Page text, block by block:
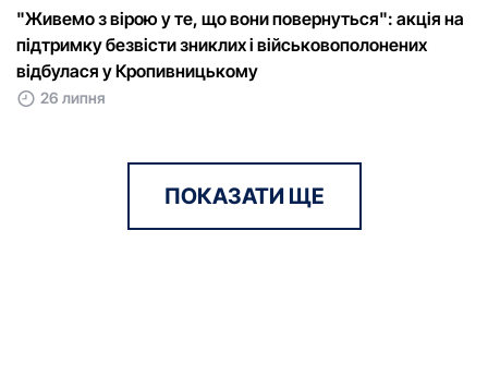
"Живемо з вірою у те, що вони повернуться": акція на
підтримку безвісти зниклих і військовополонених
відбулася у Кропивницькому
26 липня
ПОКАЗАТИ ЩЕ